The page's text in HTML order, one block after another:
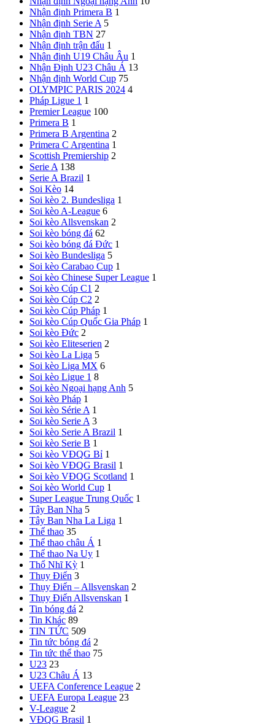
Nhận định Primera B 1
Nhận định Serie A 5
Nhận định TBN 27
Nhận định trận đấu 1
Nhận định U19 Châu Âu 1
Nhận Định U23 Châu Á 13
Nhận định World Cup 75
OLYMPIC PARIS 2024 4
Pháp Ligue 1 1
Premier League 100
Primera B 1
Primera B Argentina 2
Primera C Argentina 1
Scottish Premiership 2
Serie A 138
Serie A Brazil 1
Soi Kèo 14
Soi kèo 2. Bundesliga 1
Soi kèo A-League 6
Soi kèo Allsvenskan 2
Soi kèo bóng đá 62
Soi kèo bóng đá Đức 1
Soi kèo Bundesliga 5
Soi kèo Carabao Cup 1
Soi kèo Chinese Super League 1
Soi kèo Cúp C1 2
Soi kèo Cúp C2 2
Soi kèo Cúp Pháp 1
Soi kèo Cúp Quốc Gia Pháp 1
Soi kèo Đức 2
Soi kèo Eliteserien 2
Soi kèo La Liga 5
Soi kèo Liga MX 6
Soi kèo Ligue 1 8
Soi kèo Ngoại hạng Anh 5
Soi kèo Pháp 1
Soi kèo Série A 1
Soi kèo Serie A 3
Soi kèo Serie A Brazil 1
Soi kèo Serie B 1
Soi kèo VĐQG Bỉ 1
Soi kèo VĐQG Brasil 1
Soi kèo VĐQG Scotland 1
Soi kèo World Cup 1
Super League Trung Quốc 1
Tây Ban Nha 5
Tây Ban Nha La Liga 1
Thể thao 35
Thể thao châu Á 1
Thể thao Na Uy 1
Thổ Nhĩ Kỳ 1
Thụy Điển 3
Thụy Điển – Allsvenskan 2
Thụy Điển Allsvenskan 1
Tin bóng đá 2
Tin Khác 89
TIN TỨC 509
Tin tức bóng đá 2
Tin tức thể thao 75
U23 23
U23 Châu Á 13
UEFA Conference League 2
UEFA Europa League 23
V-League 2
VĐQG Brasil 1